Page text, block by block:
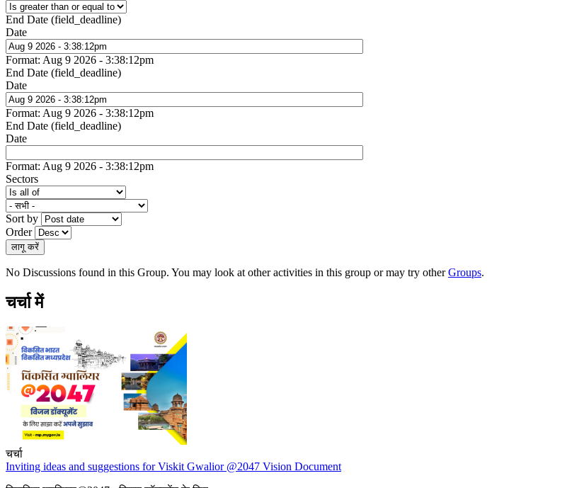
End Date (field_deadline)
Date
Format: Aug 9 2026 - 3:38:12pm
End Date (field_deadline)
Date
Format: Aug 9 2026 - 3:38:12pm
End Date (field_deadline)
Date
Format: Aug 9 2026 - 3:38:12pm
Sectors
Sort by
Order
No Discussions found in this Group. You may look at other activities in this group or may try otherGroups.
चर्चा में
चर्चा
Inviting ideas and suggestions for Viskit Gwalior @2047 Vision Document